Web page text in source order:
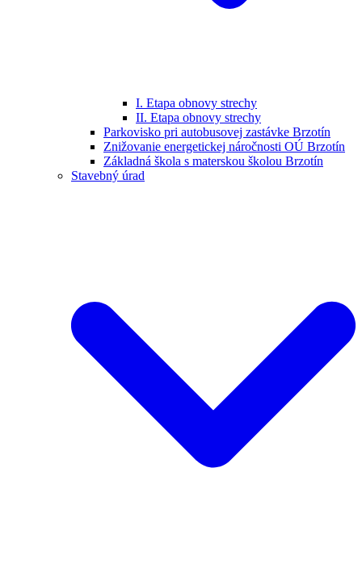
I. Etapa obnovy strechy
II. Etapa obnovy strechy
Parkovisko pri autobusovej zastávke Brzotín
Znižovanie energetickej náročnosti OÚ Brzotín
Základná škola s materskou školou Brzotín
Stavebný úrad